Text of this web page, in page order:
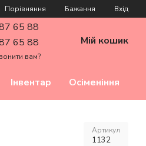
Порівняння Бажання Вхід
65 88
65 88
вам?
Мій кошик
Інвентар Осіменіння
Артикул
1132